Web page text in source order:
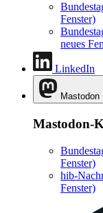
Fenster)
neues
LinkedIn
Mastodon
Mastodon-
Fenster)
hib-
Fenster)